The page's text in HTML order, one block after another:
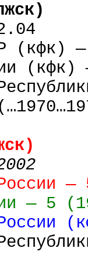
(кфк)
— 5